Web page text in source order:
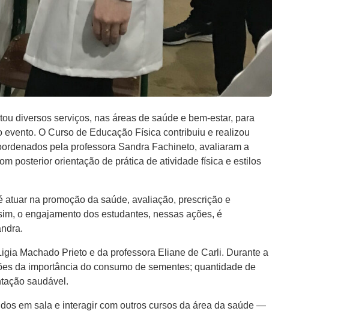
diversos serviços, nas áreas de saúde e bem-estar, para
O Curso de Educação Física contribuiu e realizou
pela professora Sandra Fachineto, avaliaram a
posterior orientação de prática de atividade física e estilos
na promoção da saúde, avaliação, prescrição e
o engajamento dos estudantes, nessas ações, é
Machado Prieto e da professora Eliane de Carli. Durante a
da importância do consumo de sementes; quantidade de
saudável.
em sala e interagir com outros cursos da área da saúde —